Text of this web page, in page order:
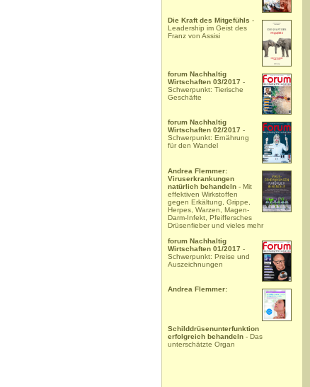
Die Kraft des Mitgefühls -
Leadership im Geist des
Franz von Assisi
forum Nachhaltig
Wirtschaften 03/2017 -
Schwerpunkt: Tierische
Geschäfte
forum Nachhaltig
Wirtschaften 02/2017 -
Schwerpunkt: Ernährung
für den Wandel
Andrea Flemmer:
Viruserkrankungen
natürlich behandeln - Mit
effektiven Wirkstoffen
gegen Erkältung, Grippe,
Herpes, Warzen, Magen-
Darm-Infekt, Pfeiffersches
Drüsenfieber und vieles mehr
forum Nachhaltig
Wirtschaften 01/2017 -
Schwerpunkt: Preise und
Auszeichnungen
Andrea Flemmer:
Schilddrüsenunterfunktion
erfolgreich behandeln - Das
unterschätzte Organ